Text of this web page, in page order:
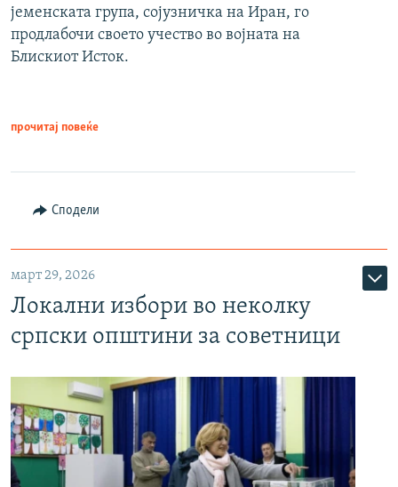
јеменската група, сојузничка на Иран, го
продлабочи своето учество во војната на
Блискиот Исток.
прочитај повеќе
Сподели
март 29, 2026
Локални избори во неколку
српски општини за советници